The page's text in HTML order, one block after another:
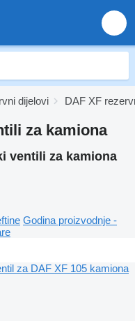
dijelovi DAF XF
za kamiona
ventili za kamiona
Godina proizvodnje -